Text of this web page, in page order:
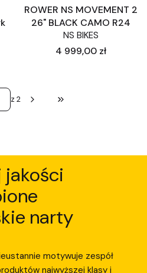
ROWER NS MOVEMENT 2
26" BLACK CAMO R24
NS BIKES
Cena
4 999,00 zł
z 2 Przejdź do ostatniej
jakości
narty
motywuje zespół
najwyższej klasy i